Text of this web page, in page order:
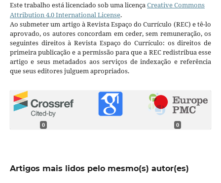
Este trabalho está licenciado sob uma licençaCreative Commons
Attribution 4.0 International License.
Ao submeter um artigo à Revista Espaço do Currículo (REC) e tê-lo
aprovado, os autores concordam em ceder, sem remuneração, os
seguintes direitos à Revista Espaço do Currículo: os direitos de
primeira publicação e a permissão para que a REC redistribua esse
artigo e seus metadados aos serviços de indexação e referência
que seus editores julguem apropriados.
0 0
Artigos mais lidos pelo mesmo(s) autor(es)